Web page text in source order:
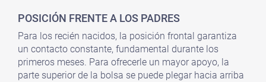
POSICIÓN FRENTE A LOS PADRES
Para los recién nacidos, la posición frontal garantiza
un contacto constante, fundamental durante los
primeros meses. Para ofrecerle un mayor apoyo, la
parte superior de la bolsa se puede plegar hacia arriba